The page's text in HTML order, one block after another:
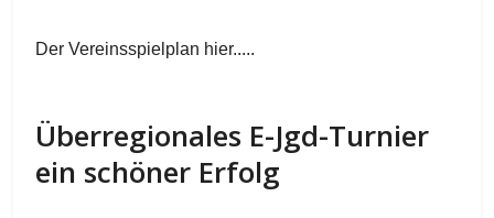
Der Vereinsspielplan hier.....
Überregionales E-Jgd-Turnier
ein schöner Erfolg